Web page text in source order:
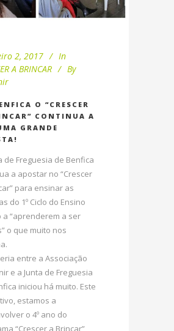
2, 2017
In
A BRINCAR
By
O “CRESCER
CONTINUA A
GRANDE
de Freguesia de Benfica
a apostar no “Crescer
para ensinar as
do 1º Ciclo do Ensino
a “aprenderem a ser
o que muito nos
entre a Associação
e a Junta de Freguesia
iniciou há muito. Este
estamos a
o 4º ano do
“Crescer a Brincar”